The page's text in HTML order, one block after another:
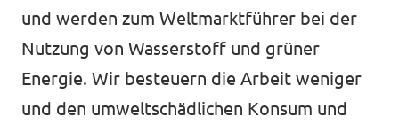
und werden zum Weltmarktführer bei der
Nutzung von Wasserstoff und grüner
Energie. Wir besteuern die Arbeit weniger
und den umweltschädlichen Konsum und